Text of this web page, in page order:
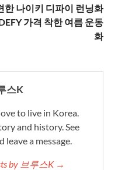
한 나이키 디파이 런닝화
가격 착한 여름 운동
화
스K
to live in Korea.
and history. See
leave a message.
by 브루스K →